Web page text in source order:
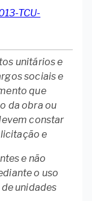
TCU-
unitários e
sociais e
que
da obra ou
constar
e
e não
o uso
unidades